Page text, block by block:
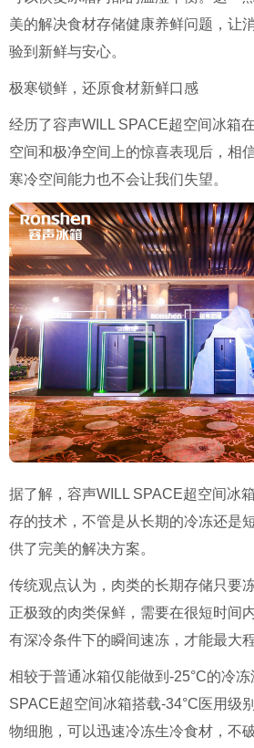
美的解决食材存储健康养鲜问题，让
验到新鲜与安心。
极寒锁鲜，还原食材新鲜口感
经历了容声WILL SPACE超空间冰箱
空间和极净空间上的惊喜表现后，相
寒冷空间能力也不会让我们失望。
据了解，容声WILL SPACE超空间冰
存的技术，不管是从长期的冷冻还是
供了完美的解决方案。
传统观点认为，肉类的长期存储只要
正极致的肉类保鲜，需要在很短时间
有深冷条件下的瞬间速冻，才能最大
相较于普通冰箱仅能做到-25°C的冷
SPACE超空间冰箱搭载-34°C医用级
物细胞，可以迅速冷冻生冷食材，不